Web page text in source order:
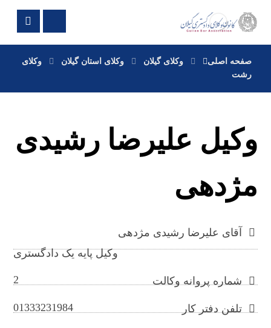
صفحه اصلی وکلای گیلان وکلای استان گیلان
وکلای
رشت
وکیل علیرضا رشیدی
مژدهی
آقای علیرضا رشیدی مژدهی
وکیل پایه یک دادگستری
شماره پروانه وکالت 2
تلفن دفتر کار 01333231984